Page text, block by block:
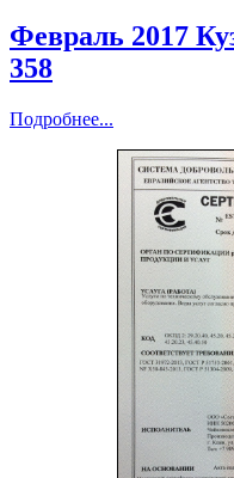
Февраль 2017
358
Подробнее...